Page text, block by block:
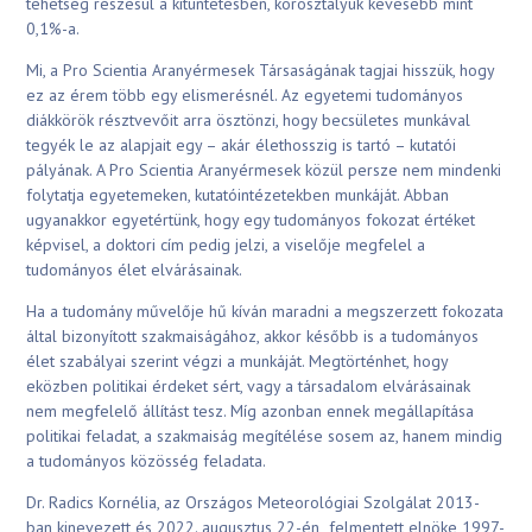
0,1%-a.
Mi, a Pro Scientia Aranyérmesek Társaságának tagjai hisszük, hogy
ez az érem több egy elismerésnél. Az egyetemi tudományos
diákkörök résztvevőit arra ösztönzi, hogy becsületes munkával
tegyék le az alapjait egy – akár élethosszig is tartó – kutatói
pályának. A Pro Scientia Aranyérmesek közül persze nem mindenki
folytatja egyetemeken, kutatóintézetekben munkáját. Abban
ugyanakkor egyetértünk, hogy egy tudományos fokozat értéket
képvisel, a doktori cím pedig jelzi, a viselője megfelel a
tudományos élet elvárásainak.
Ha a tudomány művelője hű kíván maradni a megszerzett fokozata
által bizonyított szakmaiságához, akkor később is a tudományos
élet szabályai szerint végzi a munkáját. Megtörténhet, hogy
eközben politikai érdeket sért, vagy a társadalom elvárásainak
nem megfelelő állítást tesz. Míg azonban ennek megállapítása
politikai feladat, a szakmaiság megítélése sosem az, hanem mindig
a tudományos közösség feladata.
Dr. Radics Kornélia, az Országos Meteorológiai Szolgálat 2013-
ban kinevezett és 2022. augusztus 22-én felmentett elnöke 1997-